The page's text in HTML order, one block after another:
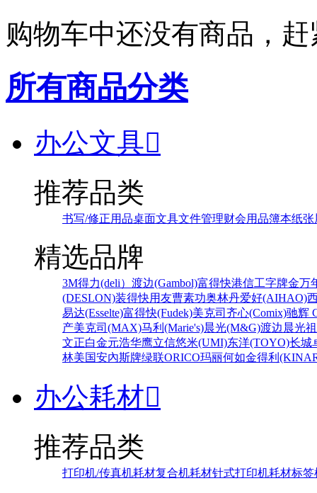
购物车中还没有商品，
所有商品分类
办公文具
推荐品类
书写/修正用品桌面文具文件管理财会用品簿本纸张
精选品牌
3M得力(deli） 渡边(Gambol)富得快港信工字牌金万
(DESLON)装得快用友曹素功奥林丹爱好(AIHAO)
易达(Esselte)富得快(Fudek)美克司 齐心(Comix)驰辉
产美克司(MAX)马利(Marie's)晨光(M&G)渡边 晨光
文正白金元浩华鹰立信悠米(UMI)东洋(TOYO)长城
林美国安內斯牌绿联ORICO玛丽何如金得利
办公耗材
推荐品类
打印机/传真机耗材复合机耗材针式打印机耗材标签